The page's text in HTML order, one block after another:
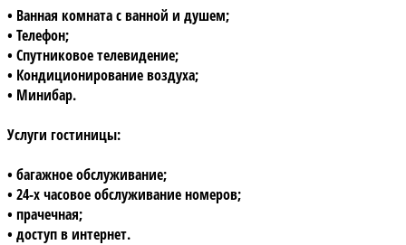
• Ванная комната с ванной и душем;
• Телефон;
• Спутниковое телевидение;
• Кондиционирование воздуха;
• Минибар.
Услуги гостиницы:
• багажное обслуживание;
• 24-х часовое обслуживание номеров;
• прачечная;
• доступ в интернет.